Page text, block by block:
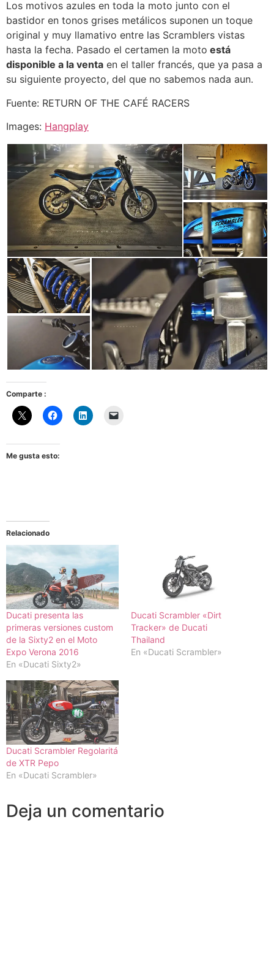
Los motivos azules en toda la moto junto con el
bastidor en tonos grises metálicos suponen un toque
original y muy llamativo entre las Scramblers vistas
hasta la fecha. Pasado el certamen la moto está
disponible a la venta en el taller francés, que ya pasa a
su siguiente proyecto, del que no sabemos nada aun.
Fuente: RETURN OF THE CAFÉ RACERS
Images: Hangplay
Comparte :
Me gusta esto:
Relacionado
Ducati presenta las
primeras versiones custom
de la Sixty2 en el Moto
Expo Verona 2016
En «Ducati Sixty2»
Ducati Scrambler «Dirt
Tracker» de Ducati
Thailand
En «Ducati Scrambler»
Ducati Scrambler Regolaritá
de XTR Pepo
En «Ducati Scrambler»
Deja un comentario